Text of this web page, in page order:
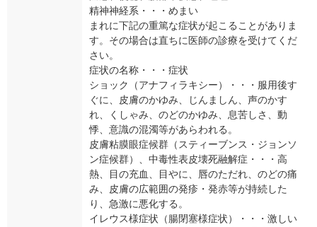
精神神経系・・・めまい
まれに下記の重篤な症状が起こることがありま
す。その場合は直ちに医師の診療を受けてくだ
さい。
症状の名称・・・症状
ショック（アナフィラキシー）・・・服用後す
ぐに、皮膚のかゆみ、じんましん、声のかす
れ、くしゃみ、のどのかゆみ、息苦しさ、動
悸、意識の混濁等があらわれる。
皮膚粘膜眼症候群（スティーブンス・ジョンソ
ン症候群）、中毒性表皮壊死融解症・・・高
熱、目の充血、目やに、唇のただれ、のどの痛
み、皮膚の広範囲の発疹・発赤等が持続した
り、急激に悪化する。
イレウス様症状（腸閉塞様症状）・・・激しい